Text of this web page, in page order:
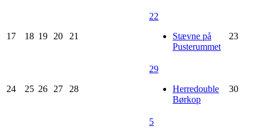
17 18 19 20 21
22
Stævne på
Pusterummet
23
24 25 26 27 28
29
Herredouble
Børkop
30
5